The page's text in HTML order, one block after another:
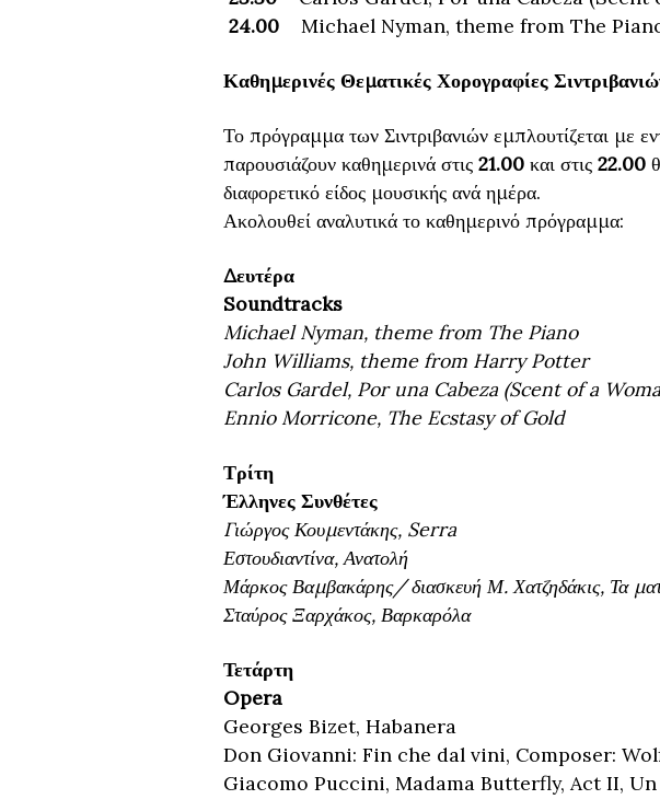
24.00Michael Nyman, theme from The
Καθημερινές Θεματικές Χορογραφίες
Το πρόγραμμα των Σιντριβανιών εμπλουτίζεται
παρουσιάζουν καθημερινά στις 21.00και στις 22.00
διαφορετικό είδος μουσικής ανά ημέρα.
Ακολουθεί αναλυτικά το καθημερινό πρόγραμμα:
Δευτέρα
Soundtracks
Michael Nyman, theme from The Piano
John Williams, theme from Harry Potter
Carlos Gardel, Por una Cabeza (Scent of a
Ennio Morricone, The Ecstasy of Gold
Τρίτη
Έλληνες Συνθέτες
Γιώργος Κουμεντάκης, Serra
Εστουδιαντίνα, Ανατολή
Μάρκος Βαμβακάρης/ διασκευή Μ. Χατζηδάκις, Τα
Σταύρος Ξαρχάκος, Βαρκαρόλα
Τετάρτη
Opera
Georges Bizet, Habanera
Don Giovanni: Fin che dal vini, Composer:
Giacomo Puccini, Madama Butterfly, Act II,